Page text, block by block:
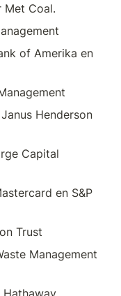
Met Coal.
of Amerika en
Henderson
Capital
en S&P
Trust
Management
Hathaway